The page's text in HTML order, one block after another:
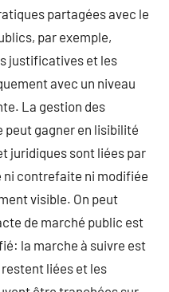
partagées avec le
par exemple,
justificatives et les
avec un niveau
La gestion des
gagner en lisibilité
juridiques sont liées par
ni contrefaite ni modifiée
visible. On peut
de marché public est
la marche à suivre est
liées et les